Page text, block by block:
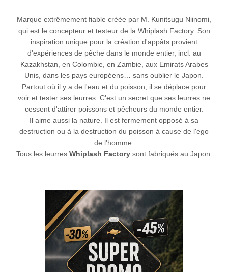
Marque extrêmement fiable créée par M. Kunitsugu Niinomi,
qui est le concepteur et testeur de la Whiplash Factory. Son
inspiration unique pour la création d'appâts provient
d'expériences de pêche dans le monde entier, incl. au
Kazakhstan, en Colombie, en Zambie, aux Emirats Arabes
Unis, dans les pays européens… sans oublier le Japon.
Partout où il y a de l'eau et du poisson, il se déplace pour
voir et tester ses leurres. C'est un secret que ses leurres ne
cessent d'attirer poissons et pêcheurs du monde entier.
Il aime aussi la nature. Il est fermement opposé à sa
destruction ou à la destruction du poisson à cause de l'ego
de l'homme.
Tous les leurres Whiplash Factorysont fabriqués au Japon.